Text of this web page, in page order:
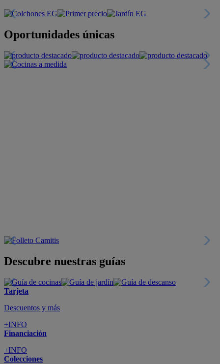
Oportunidades únicas
Descubre nuestras guías
Tarjeta
Descuentos y más
+INFO
Financiación
+INFO
Colecciones